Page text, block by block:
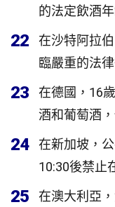
的法定飲酒
22
在沙特阿拉
臨嚴重的法
23
在德國，16
酒和葡萄酒
24
在新加坡，
10:30後禁止
25
在澳大利亞